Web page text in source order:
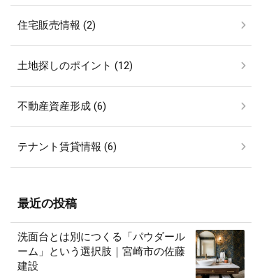
住宅販売情報 (2)
土地探しのポイント (12)
不動産資産形成 (6)
テナント賃貸情報 (6)
最近の投稿
洗面台とは別につくる「パウダール
ーム」という選択肢｜宮崎市の佐藤
建設